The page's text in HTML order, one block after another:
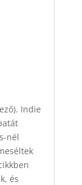
Indie
nél
és